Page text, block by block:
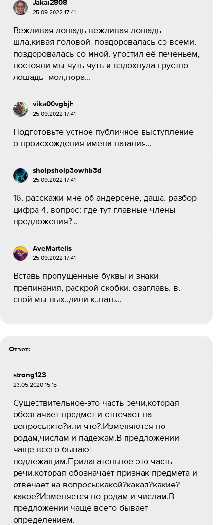
Jakai2808
25.09.2022 17:41
Вежливая лошадь вежливая лошадь
шла,кивая головой, поздоровалась со всеми.
поздоровалась со мной. угостил её печеньем,
постояли мы чуть-чуть и вздохнула грустно
лошадь- мол,пора...
vika00vgbjh
25.09.2022 17:41
Подготовьте устное публичное выступление
о происхождения имени наталия...
sholpsholp3owhb3d
25.09.2022 17:41
16. расскажи мне об андерсене, даша. разбор
цифра 4. вопрос: где тут главные члены
предложения?...
AveMartells
25.09.2022 17:41
Вставь пропущенные буквы и знаки
препинания, раскрой скобки. озаглавь. в.
сной мы вых..дили к..пать...
Ответ:
strong123
23.05.2020 15:15
Существительное-это часть речи,которая
обозначает предмет и отвечает на
вопросы:кто?или что?.Изменяются по
родам,числам и падежам.В предложении
чаще всего бывают
подлежащим.Прилагательное-это часть
речи.которая обозначает признак предмета и
отвечает на вопросы:какой?какая?какие?
какое?Изменяется по родам и числам.В
предложении чаще всего бывает
определением.